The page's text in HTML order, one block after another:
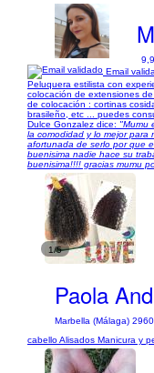
Email
Peluquera estilista con
colocación de extensiones
de colocación : cortinas
brasileño, etc ... puedes
Dulce Gonzalez dice: "Mumu
la comodidad y lo mejor para
afortunada de serlo por que
buenisima nadie hace su
buenisima!!!! gracias mumu
1/5
Paola
Marbella (Málaga)
cabello Alisados Manicura y